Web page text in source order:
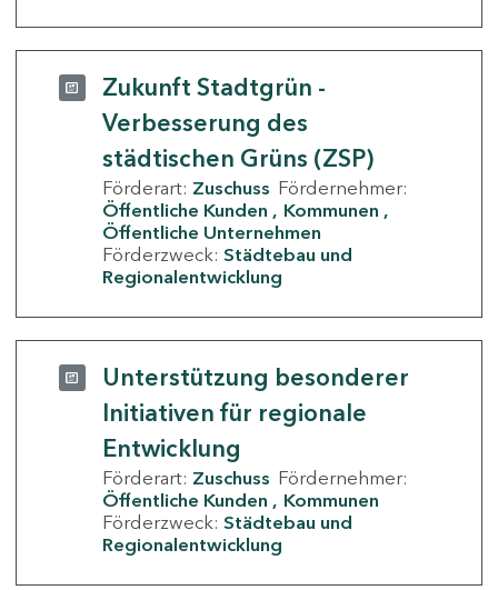
Zukunft Stadtgrün -
Verbesserung des
städtischen Grüns (ZSP)
Förderart: Zuschuss Fördernehmer:
Öffentliche Kunden
Kommunen
Öffentliche Unternehmen
Förderzweck: Städtebau und
Regionalentwicklung
Unterstützung besonderer
Initiativen für regionale
Entwicklung
Förderart: Zuschuss Fördernehmer:
Öffentliche Kunden
Kommunen
Förderzweck: Städtebau und
Regionalentwicklung